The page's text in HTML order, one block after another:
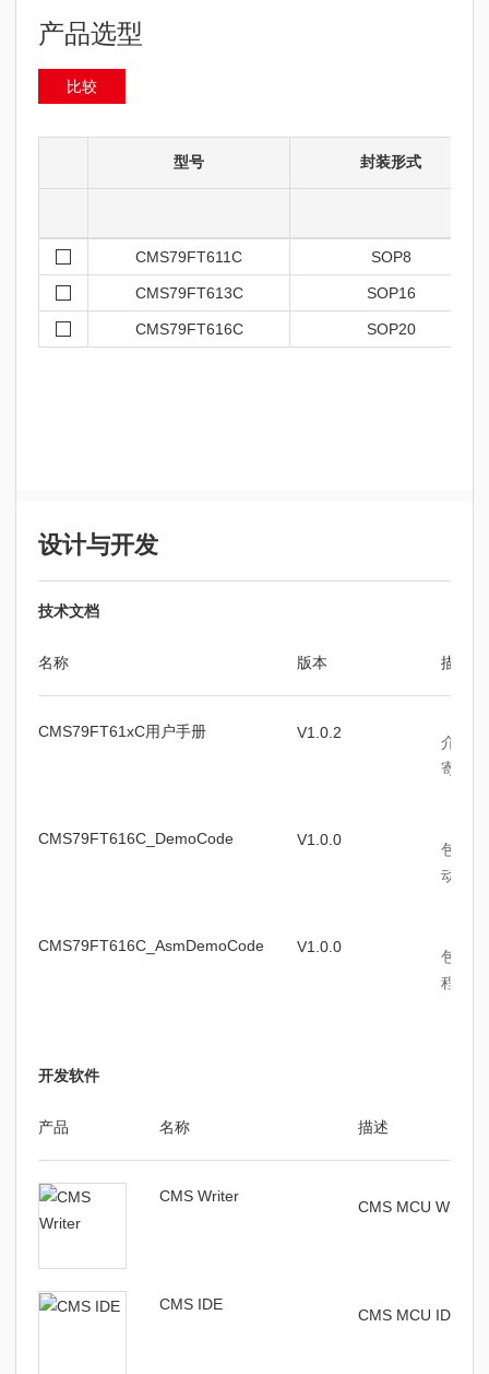
产品选型
比较
型号 封装形式
CMS79FT611C SOP8
CMS79FT613C SOP16
CMS79FT616C SOP20
设计与开发
技术文档
名称 版本 描述
CMS79FT61xC用户手册 V1.0.2
介绍
寄存
CMS79FT616C_DemoCode V1.0.0
包含
动程
CMS79FT616C_AsmDemoCode V1.0.0
包含
程序
开发软件
产品 名称 描述
CMS Writer
CMS MCU Writer
CMS IDE
CMS MCU IDE编